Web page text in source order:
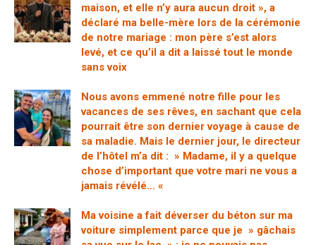
maison, et elle n’y aura aucun droit », a
déclaré ma belle-mère lors de la cérémonie
de notre mariage : mon père s’est alors
levé, et ce qu’il a dit a laissé tout le monde
sans voix
Nous avons emmené notre fille pour les
vacances de ses rêves, en sachant que cela
pourrait être son dernier voyage à cause de
sa maladie. Mais le dernier jour, le directeur
de l’hôtel m’a dit : » Madame, il y a quelque
chose d’important que votre mari ne vous a
jamais révélé… «
Ma voisine a fait déverser du béton sur ma
voiture simplement parce que je » gâchais